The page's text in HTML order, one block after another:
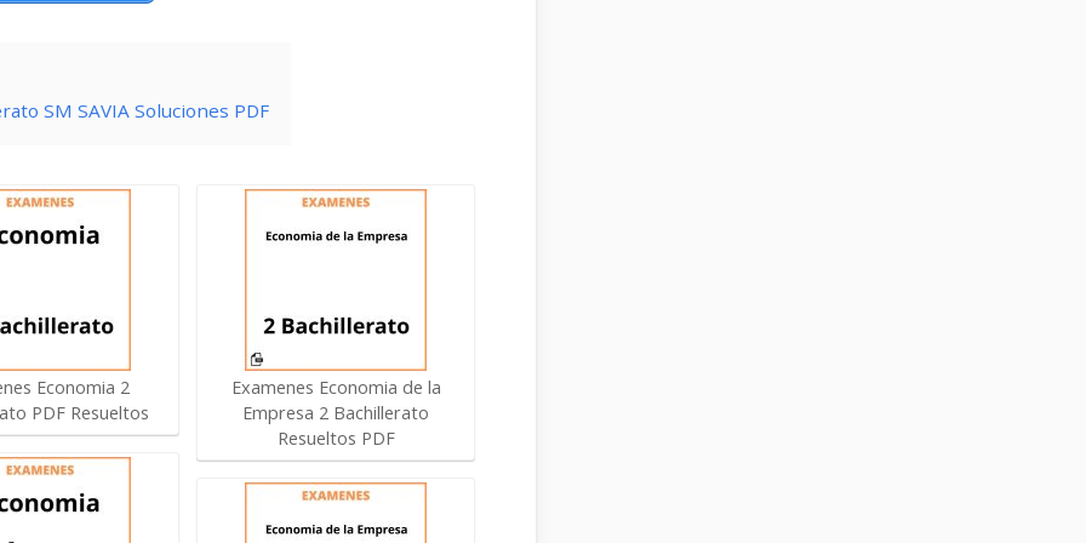
SM SAVIA Soluciones PDF
Economia 2
PDF Resueltos
Examenes Economia de la
Empresa 2 Bachillerato
Resueltos PDF